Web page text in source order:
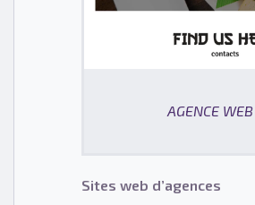
AGENCE
Sites web d’agences